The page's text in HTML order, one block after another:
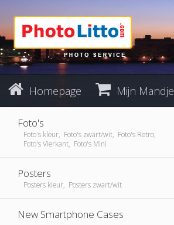
Homepage Mijn Mandje
Foto's
Foto's kleur, Foto's zwart/wit, Foto's Retro,
Foto's Vierkant, Foto's Mini
Posters
Posters kleur, Posters zwart/wit
New Smartphone Cases